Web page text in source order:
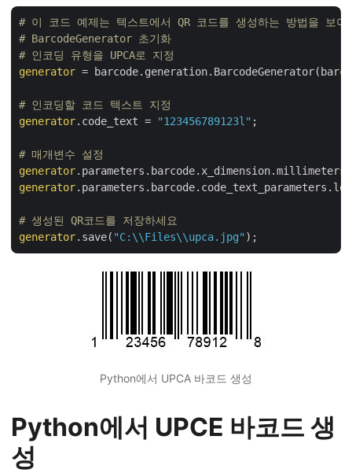
# 이 코드 예제는 텍스트에서 QR 코드를 생성하는 방법을 보여
# BarcodeGenerator 초기화
# 인코딩 유형을 UPCA로 지정
generator =
# 인코딩할 코드 텍스트 지정
generator.code_text = "123456789123l" ;
# 매개변수 설정
generator
generator
# 생성된 QR코드를 저장하세요
generator.save( "C:\\Files\\upca.jpg"
Python에서 UPCA 바코드 생성
Python에서 UPCE 바코드 생
성